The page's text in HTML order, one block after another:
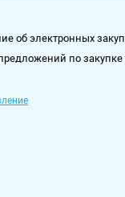
об электронных
по